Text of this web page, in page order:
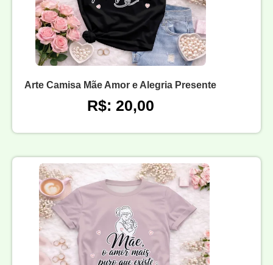
Arte Camisa Mãe Amor e Alegria Presente
R$: 20,00